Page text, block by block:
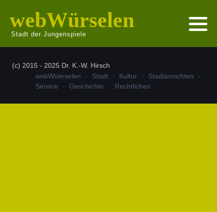
webWürselen
Stadt der Jungenspiele
(c) 2015 - 2025 Dr. K.-W. Hirsch
webWüerselen
Stadt Kultur
Stadtansichten
Service
Geschichte Rechtliches